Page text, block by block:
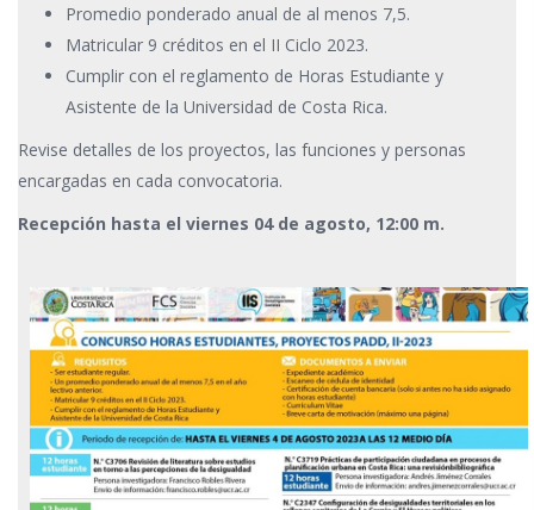
Promedio ponderado anual de al menos 7,5.
Matricular 9 créditos en el II Ciclo 2023.
Cumplir con el reglamento de Horas Estudiante y
Asistente de la Universidad de Costa Rica.
Revise detalles de los proyectos, las funciones y personas
encargadas en cada convocatoria.
Recepción hasta el viernes 04 de agosto, 12:00 m.